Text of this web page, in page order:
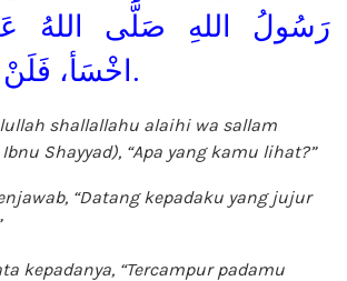
رَسُولُ اللهِ صَلَّى اللهُ
اخْسَأ، فَلَنْ تَعْدُوَ قَدْرَكَ.
shallallahu alaihi wa sallam
Shayyad), “Apa yang kamu lihat?”
“Datang kepadaku yang jujur
kepadanya, “Tercampur padamu